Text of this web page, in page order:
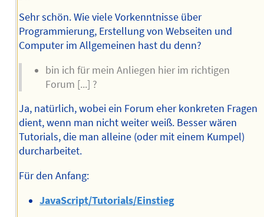
Sehr schön. Wie viele Vorkenntnisse über
Programmierung, Erstellung von Webseiten und
Computer im Allgemeinen hast du denn?
bin ich für mein Anliegen hier im richtigen
Forum [...] ?
Ja, natürlich, wobei ein Forum eher konkreten Fragen
dient, wenn man nicht weiter weiß. Besser wären
Tutorials, die man alleine (oder mit einem Kumpel)
durcharbeitet.
Für den Anfang:
JavaScript/Tutorials/Einstieg